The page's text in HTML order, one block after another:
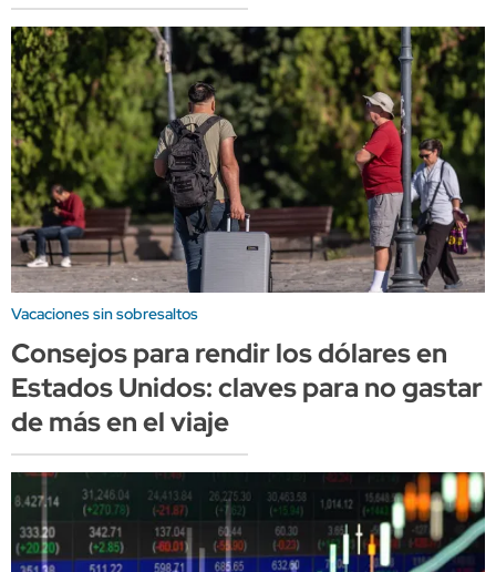
Vacaciones sin sobresaltos
Consejos para rendir los dólares en
Estados Unidos: claves para no gastar
de más en el viaje